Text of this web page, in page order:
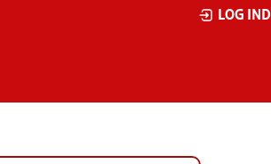
LOG IND